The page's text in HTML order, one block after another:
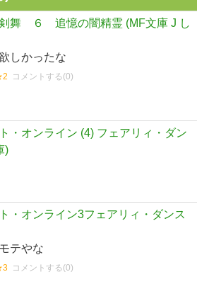
舞 ６ 追憶の闇精霊 (MF文庫 J し
しかったな
コメントする(0)
・オンライン (4) フェアリィ・ダン
)
・オンライン3フェアリィ・ダンス
テやな
コメントする(0)